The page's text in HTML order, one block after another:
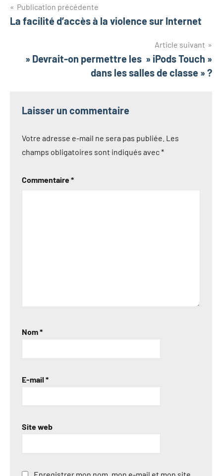
Navigation
de
Publication précédente
La facilité d’accès à la violence sur Internet
Article suivant
» Devrait-on permettre les » iPods Touch »
dans les salles de classe » ?
Laisser un commentaire
Votre adresse e-mail ne sera pas publiée. Les
champs obligatoires sont indiqués avec*
Commentaire*
Nom*
E-mail *
Site web